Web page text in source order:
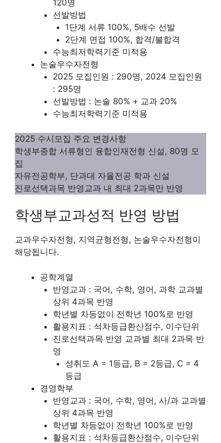
120명
선발방법
1단계 서류 100%, 5배수 선발
2단계 면접 100%, 합격/불합격
수능최저학력기준 미적용
논술우수자전형
2025 모집인원 : 290명, 2024 모집인원
: 295명
선발방법 : 논술 80% + 교과 20%
수능최저학력기준 미적용
2025 수시모집 주요 변경사항
학생부종합 서류형인 융합인재전형 신설, 80명 모
집
자유전공학부, 단과대 자율전공 학과 신설
진로선택과목 반영교과 내 최대 2과목만 반영
학생부교과성적 반영 방법
교과우수자전형, 지역균형전형, 논술우수자전형이
해당됩니다.
공학계열
반영교과 : 국어, 수학, 영어, 과학 교과별
상위 4과목 반영
학년별 차등없이 전학년 100%로 반영
활용지표 : 석차등급환산점수, 이수단위
진로선택과목 반영 교과별 최대 2과목 반
영
성취도 A = 1등급, B = 2등급, C = 4
등급
경영학부
반영교과 : 국어, 수학, 영어, 사/과 교과별
상위 4과목 반영
학년별 차등없이 전학년 100%로 반영
활용지표 : 석차등급환산점수, 이수단위